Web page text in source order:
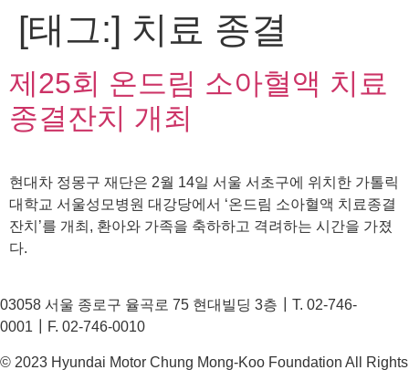
로
건
너
[태그:] 치료 종결
제25회 온드림 소아혈액 치료
종결잔치 개최
현대차 정몽구 재단은 2월 14일 서울 서초구에 위치한 가톨릭
대학교 서울성모병원 대강당에서 ‘온드림 소아혈액 치료종결
잔치’를 개최, 환아와 가족을 축하하고 격려하는 시간을 가졌
다.
03058 서울 종로구 율곡로 75 현대빌딩 3층┃T. 02-746-
0001┃F. 02-746-0010
© 2023 Hyundai Motor Chung Mong-Koo Foundation All Rights